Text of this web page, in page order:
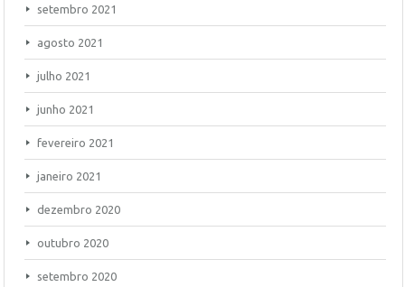
setembro 2021
agosto 2021
julho 2021
junho 2021
fevereiro 2021
janeiro 2021
dezembro 2020
outubro 2020
setembro 2020